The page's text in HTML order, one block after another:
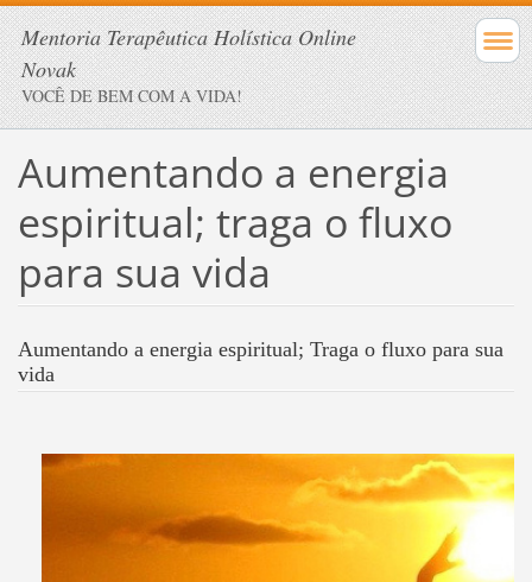
Mentoria Terapêutica Holística Online
Novak
VOCÊ DE BEM COM A VIDA!
Aumentando a energia
espiritual; traga o fluxo
para sua vida
Aumentando a energia espiritual; Traga o fluxo para sua
vida